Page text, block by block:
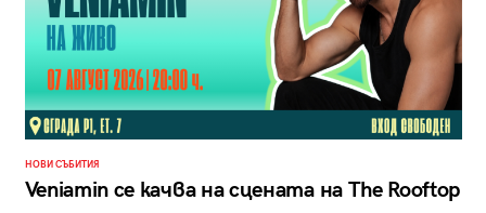
НОВИ СЪБИТИЯ
Veniamin се качва на сцената на The Rooftop